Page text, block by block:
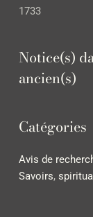
1733
Notice(s)
ancien(s)
Catégories
Avis de
Savoirs,